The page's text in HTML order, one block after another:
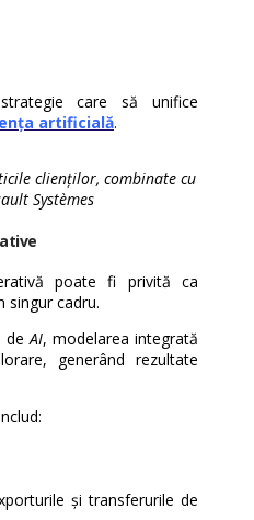
care să unifice
artificială.
clienților, combinate cu
Systèmes
poate fi privită ca
singur cadru.
deAI, modelarea integrată
generând rezultate
și transferurile de